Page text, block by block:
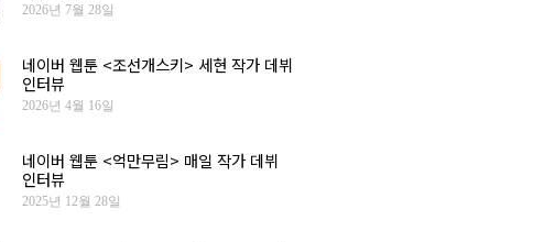
2026년 7월 28일
네이버 웹툰 <조선개스키> 세현 작가 데뷔
인터뷰
2026년 4월 16일
네이버 웹툰 <억만무림> 매일 작가 데뷔
인터뷰
2025년 12월 28일